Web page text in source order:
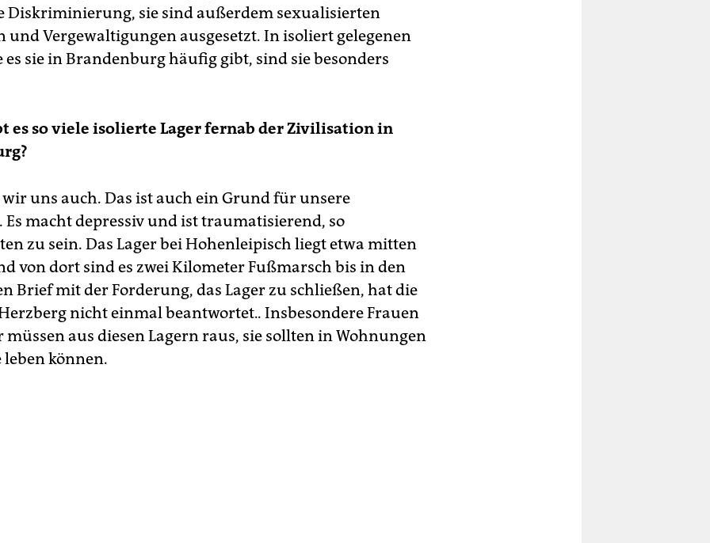
Diskriminierung, sie sind außerdem sexualisierten
und Vergewaltigungen ausgesetzt. In isoliert gelegenen
es sie in Brandenburg häufig gibt, sind sie besonders
es so viele isolierte Lager fernab der Zivilisation in
uns auch. Das ist auch ein Grund für unsere
Es macht depressiv und ist traumatisierend, so
zu sein. Das Lager bei Hohenleipisch liegt etwa mitten
von dort sind es zwei Kilometer Fußmarsch bis in den
Brief mit der Forderung, das Lager zu schließen, hat die
nicht einmal beantwortet.. Insbesondere Frauen
aus diesen Lagern raus, sie sollten in Wohnungen
können.